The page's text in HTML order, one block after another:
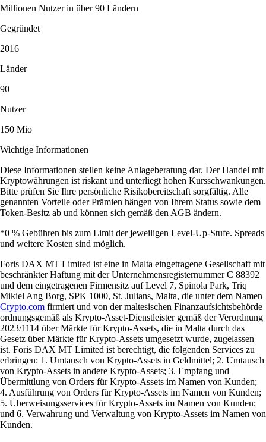
Millionen Nutzer in über 90 Ländern
Gegründet
2016
Länder
90
Nutzer
150 Mio
Wichtige Informationen
Diese Informationen stellen keine Anlageberatung dar. Der Handel mit
Kryptowährungen ist riskant und unterliegt hohen Kursschwankungen.
Bitte prüfen Sie Ihre persönliche Risikobereitschaft sorgfältig. Alle
genannten Vorteile oder Prämien hängen von Ihrem Status sowie dem
Token-Besitz ab und können sich gemäß den AGB ändern.
*0 % Gebühren bis zum Limit der jeweiligen Level-Up-Stufe. Spreads
und weitere Kosten sind möglich.
Foris DAX MT Limited ist eine in Malta eingetragene Gesellschaft mit
beschränkter Haftung mit der Unternehmensregisternummer C 88392
und dem eingetragenen Firmensitz auf Level 7, Spinola Park, Triq
Mikiel Ang Borg, SPK 1000, St. Julians, Malta, die unter dem Namen
Crypto.com firmiert und von der maltesischen Finanzaufsichtsbehörde
ordnungsgemäß als Krypto-Asset-Dienstleister gemäß der Verordnung
2023/1114 über Märkte für Krypto-Assets, die in Malta durch das
Gesetz über Märkte für Krypto-Assets umgesetzt wurde, zugelassen
ist. Foris DAX MT Limited ist berechtigt, die folgenden Services zu
erbringen: 1. Umtausch von Krypto-Assets in Geldmittel; 2. Umtausch
von Krypto-Assets in andere Krypto-Assets; 3. Empfang und
Übermittlung von Orders für Krypto-Assets im Namen von Kunden;
4. Ausführung von Orders für Krypto-Assets im Namen von Kunden;
5. Überweisungsservices für Krypto-Assets im Namen von Kunden;
und 6. Verwahrung und Verwaltung von Krypto-Assets im Namen von
Kunden.